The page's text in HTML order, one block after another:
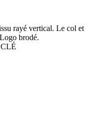
rayé vertical. Le col et
brodé.